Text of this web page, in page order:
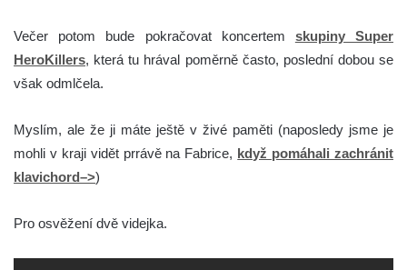
Večer potom bude pokračovat koncertem skupiny Super
HeroKillers, která tu hrával poměrně často, poslední dobou se
však odmlčela.
Myslím, ale že ji máte ještě v živé paměti (naposledy jsme je
mohli v kraji vidět prrávě na Fabrice, když pomáhali zachránit
klavichord–>)
Pro osvěžení dvě videjka.